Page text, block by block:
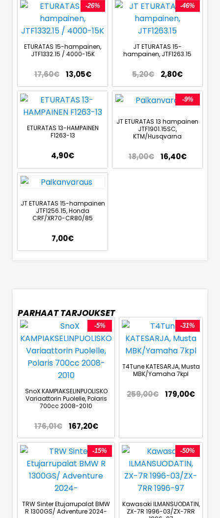
-26%
ETURATAS 15-hampainen,
JTF1332.15 / 4000-15K
17,60€ 13,05€
-46%
JT ETURATAS 15-
hampainen, JTF1263.15
5,20€ 2,80€
ETURATAS 13-HAMPAINEN
F1263-13
4,90€
-9%
JT ETURATAS 13 hampainen
JTF1901.15SC,
KTM/Husqvarna
18,00€ 16,40€
JT ETURATAS 15-hampainen
JTF1256.15, Honda
CRF/XR70-CR80/85
7,00€
PARHAAT TARJOUKSET
-5%
SnoX KAMPIAKSELINPUOLISKO
Variaattorin Puolelle, Polaris
700cc 2008-2010
176,01€ 167,20€
-31%
T4Tune KATESARJA, Musta
MBK/Yamaha 7kpl
259,00€ 179,00€
-15%
TRW Sinter Etujarrupalat BMW
R 1300GS/ Adventure 2024-
-50%
Kawasaki ILMANSUODATIN,
ZX-7R 1996-03/ZX-7RR